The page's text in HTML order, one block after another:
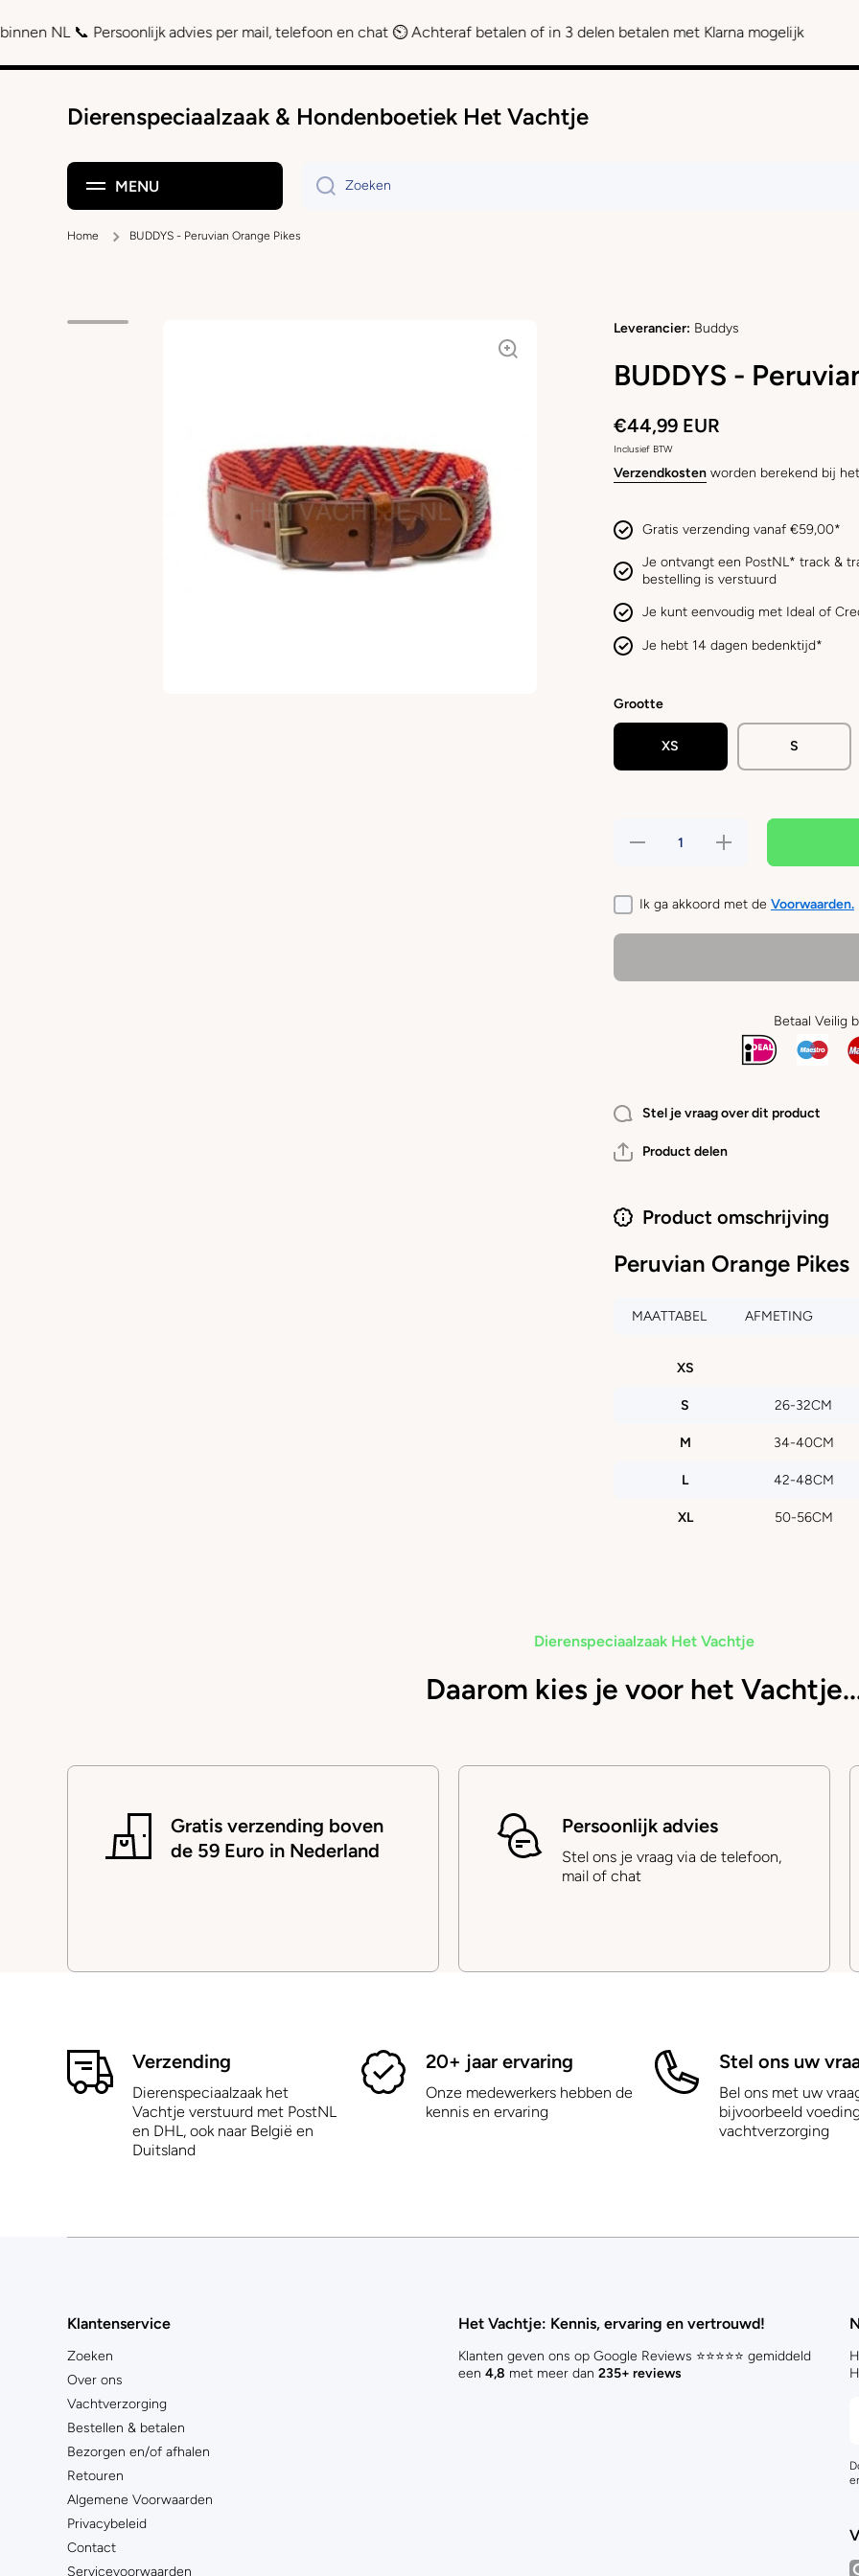
Doorgaan naar artikel
Persoonlijk advies per mail, telefoon en chat ⏲ Achteraf betalen of in 3 delen betalen met Klarna mogelijk
Dierenspeciaalzaak & Hondenboetiek Het Vachtje
MENU Zoeken
Home BUDDYS - Peruvian Orange Pikes
Leverancier: Buddys
BUDDYS -
€44,99 EUR
Inclusief BTW
Verzendkostenworden berekend bij
Gratis verzending vanaf €59,00*
Je ontvangt een PostNL* track &
bestelling is verstuurd
Je kunt eenvoudig met Ideal of
Je hebt 14 dagen bedenktijd*
Grootte
XS S
Hoeveelheid
Peruvian
Orange
Verhoog de
hoeveelheid
Peruvian
Orange
Ik ga akkoord met de Voorwaarden.
Betaal Veilig
Stel je vraag over dit product
Product delen
Product omschrijving
Peruvian Orange Pikes
MAATTABEL AFMETING
XS
S 26-32CM
M 34-40CM
L 42-48CM
XL 50-56CM
Dierenspeciaalzaak Het Vachtje
Daarom kies je voor het
Gratis verzending boven
de 59 Euro in Nederland
Persoonlijk advies
Stel ons je vraag via de telefoon,
mail of chat
Verzending
Dierenspeciaalzaak het
Vachtje verstuurd met PostNL
en DHL, ook naar België en
Duitsland
20+ jaar ervaring
Onze medewerkers hebben de
kennis en ervaring
Stel ons uw
Bel ons met uw
bijvoorbeeld
vachtverzorging
Klantenservice
Zoeken
Over ons
Vachtverzorging
Bestellen & betalen
Bezorgen en/of afhalen
Retouren
Algemene Voorwaarden
Privacybeleid
Contact
Servicevoorwaarden
Het Vachtje: Kennis, ervaring en vertrouwd!
Klanten geven ons op Google Reviews ⭐⭐⭐⭐⭐ gemiddeld
een 4,8 met meer dan 235+ reviews